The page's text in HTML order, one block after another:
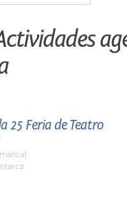
25 Feria de Teatro